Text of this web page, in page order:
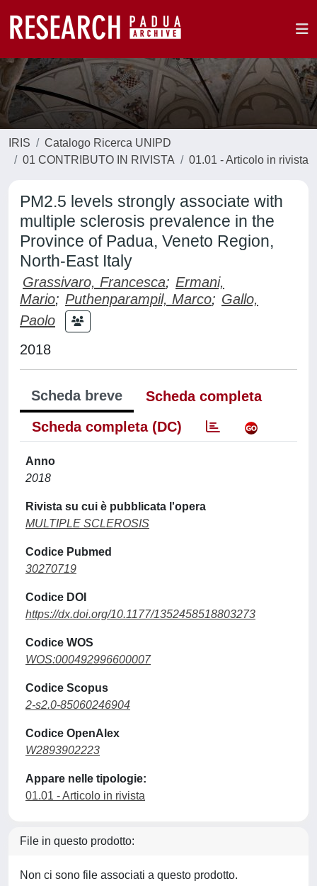
IRIS
Catalogo Ricerca UNIPD
01 CONTRIBUTO IN RIVISTA
01.01 - Articolo in rivista
PM2.5 levels strongly associate with
multiple sclerosis prevalence in the
Province of Padua, Veneto Region,
North-East Italy
Grassivaro, Francesca; Ermani,
Mario; Puthenparampil, Marco; Gallo,
Paolo
2018
Scheda breve
Scheda completa
Scheda completa (DC)
Anno
2018
Rivista su cui è pubblicata l'opera
MULTIPLE SCLEROSIS
Codice Pubmed
30270719
Codice DOI
https://dx.doi.org/10.1177/1352458518803273
Codice WOS
WOS:000492996600007
Codice Scopus
2-s2.0-85060246904
Codice OpenAlex
W2893902223
Appare nelle tipologie:
01.01 - Articolo in rivista
File in questo prodotto:
Non ci sono file associati a questo prodotto.